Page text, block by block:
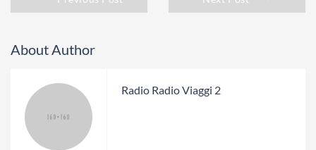
About Author
Radio Radio Viaggi 2